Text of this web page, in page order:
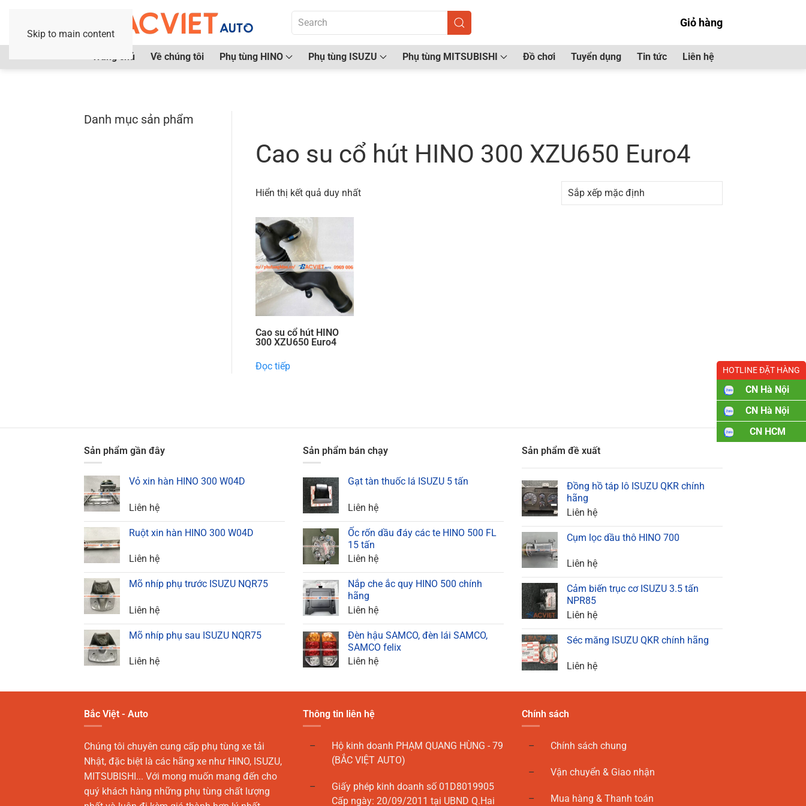
Skip to main content
Giỏ hàng
Trang chủ Về chúng tôi Phụ tùng HINO Phụ tùng ISUZU Phụ tùng MITSUBISHI Đồ chơi Tuyển dụng Tin tức Liên hệ
Cao su cổ hút HINO 300 XZU650 Euro4
Hiển thị kết quả duy nhất
Cao su cổ hút HINO
300 XZU650 Euro4
Đọc tiếp
Danh mục sản phẩm
Sản phẩm gần đây
Vỏ xin hàn HINO 300 W04D
Liên hệ
Ruột xin hàn HINO 300 W04D
Liên hệ
Mõ nhíp phụ trước ISUZU NQR75
Liên hệ
Mõ nhíp phụ sau ISUZU NQR75
Liên hệ
Sản phẩm bán chạy
Gạt tàn thuốc lá ISUZU 5 tấn
Liên hệ
Ốc rốn dầu đáy các te HINO 500 FL
15 tấn
Liên hệ
Nắp che ắc quy HINO 500 chính
hãng
Liên hệ
Đèn hậu SAMCO, đèn lái SAMCO,
SAMCO felix
Liên hệ
Sản phẩm đề xuất
Đồng hồ táp lô ISUZU QKR chính
hãng
Liên hệ
Cụm lọc dầu thô HINO 700
Liên hệ
Cảm biến trục cơ ISUZU 3.5 tấn
NPR85
Liên hệ
Séc măng ISUZU QKR chính hãng
Liên hệ
Bắc Việt - Auto
Chúng tôi chuyên cung cấp phụ tùng xe tải
Nhật, đặc biệt là các hãng xe như HINO, ISUZU,
MITSUBISHI... Với mong muốn mang đến cho
quý khách hàng những phụ tùng chất lượng
Thông tin liên hệ
Hộ kinh doanh PHẠM QUANG HÙNG - 79
(BẮC VIỆT AUTO)
Giấy phép kinh doanh số 01D8019905
Cấp ngày: 20/09/2011 tại UBND Q.Hai
Chính sách
Chính sách chung
Vận chuyển & Giao nhận
Mua hàng & Thanh toán
HOTLINE ĐẶT HÀNG
CN Hà Nội
CN Hà Nội
CN HCM